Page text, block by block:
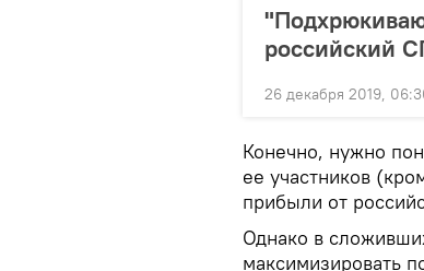
российский
26 декабря 2019,
Конечно, нужно
ее участников
прибыли от
Однако в
максимизировать